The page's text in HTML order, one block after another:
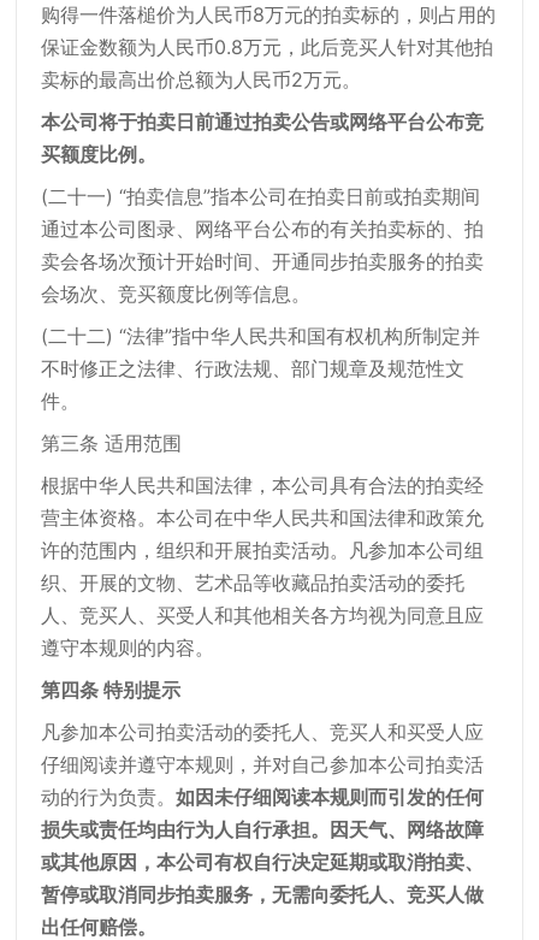
购得一件落槌价为人民币8万元的拍卖标的，则占用的
保证金数额为人民币0.8万元，此后竞买人针对其他拍
卖标的最高出价总额为人民币2万元。
本公司将于拍卖日前通过拍卖公告或网络平台公布竞
买额度比例。
(二十一) “拍卖信息”指本公司在拍卖日前或拍卖期间
通过本公司图录、网络平台公布的有关拍卖标的、拍
卖会各场次预计开始时间、开通同步拍卖服务的拍卖
会场次、竞买额度比例等信息。
(二十二) “法律”指中华人民共和国有权机构所制定并
不时修正之法律、行政法规、部门规章及规范性文
件。
第三条 适用范围
根据中华人民共和国法律，本公司具有合法的拍卖经
营主体资格。本公司在中华人民共和国法律和政策允
许的范围内，组织和开展拍卖活动。凡参加本公司组
织、开展的文物、艺术品等收藏品拍卖活动的委托
人、竞买人、买受人和其他相关各方均视为同意且应
遵守本规则的内容。
第四条 特别提示
凡参加本公司拍卖活动的委托人、竞买人和买受人应
仔细阅读并遵守本规则，并对自己参加本公司拍卖活
动的行为负责。如因未仔细阅读本规则而引发的任何
损失或责任均由行为人自行承担。因天气、网络故障
或其他原因，本公司有权自行决定延期或取消拍卖、
暂停或取消同步拍卖服务，无需向委托人、竞买人做
出任何赔偿。